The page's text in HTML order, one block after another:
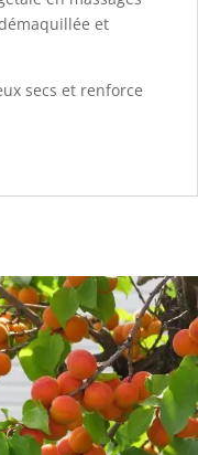
et
secs et renforce